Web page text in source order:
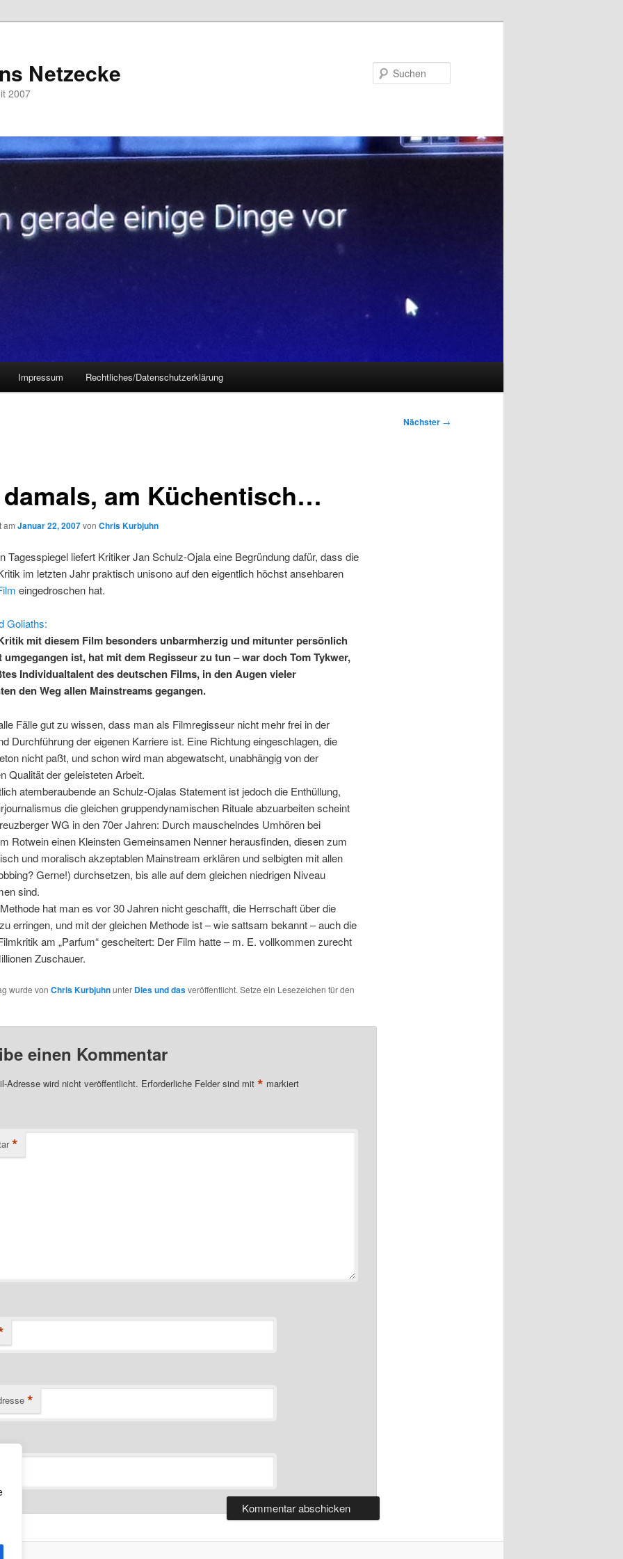
Netzecke
2007
Impressum Rechtliches/Datenschutzerklärung
Nächster →
am Küchentisch…
am Januar 22, 2007von Chris Kurbjuhn
Tagesspiegel liefert Kritiker Jan Schulz-Ojala eine Begründung dafür, dass die
im letzten Jahr praktisch unisono auf den eigentlich höchst ansehbaren
eingedroschen hat.
Goliaths:
mit diesem Film besonders unbarmherzig und mitunter persönlich
umgegangen ist, hat mit dem Regisseur zu tun – war doch Tom Tykwer,
Individualtalent des deutschen Films, in den Augen vieler
den Weg allen Mainstreams gegangen.
Fälle gut zu wissen, dass man als Filmregisseur nicht mehr frei in der
Durchführung der eigenen Karriere ist. Eine Richtung eingeschlagen, die
nicht paßt, und schon wird man abgewatscht, unabhängig von der
Qualität der geleisteten Arbeit.
atemberaubende an Schulz-Ojalas Statement ist jedoch die Enthüllung,
die gleichen gruppendynamischen Rituale abzuarbeiten scheint
WG in den 70er Jahren: Durch mauschelndes Umhören bei
Rotwein einen Kleinsten Gemeinsamen Nenner herausfinden, diesen zum
und moralisch akzeptablen Mainstream erklären und selbigten mit allen
Gerne!) durchsetzen, bis alle auf dem gleichen niedrigen Niveau
sind.
hat man es vor 30 Jahren nicht geschafft, die Herrschaft über die
erringen, und mit der gleichen Methode ist – wie sattsam bekannt – auch die
am „Parfum“ gescheitert: Der Film hatte – m. E. vollkommen zurecht
Zuschauer.
wurde von Chris Kurbjuhnunter Dies und dasveröffentlicht. Setze ein Lesezeichen für den
einen Kommentar
Adresse wird nicht veröffentlicht. Erforderliche Felder sind mit * markiert
*
*